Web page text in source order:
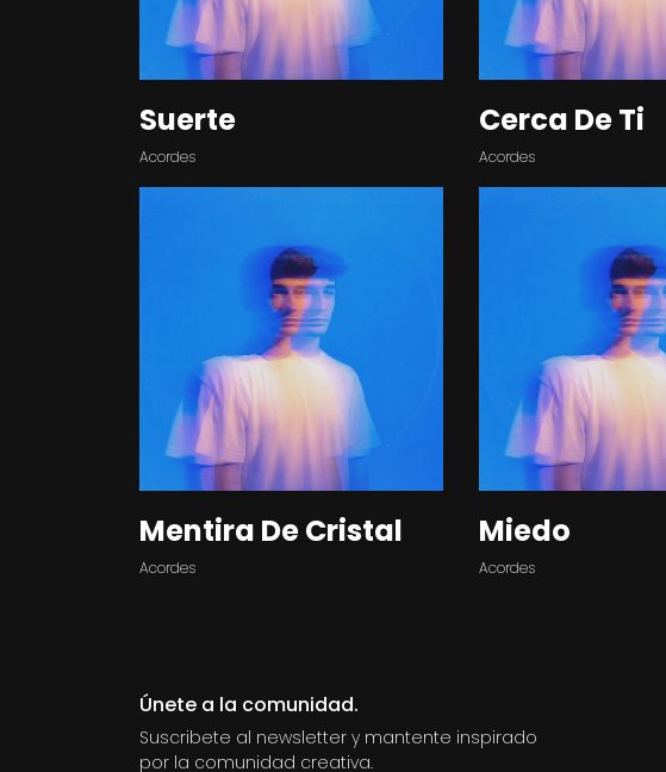
Suerte
Acordes
Cerca De Ti
Acordes
Mentira De Cristal
Acordes
Miedo
Acordes
Únete a la comunidad.
Suscribete al newsletter y mantente inspirado
por la comunidad creativa.